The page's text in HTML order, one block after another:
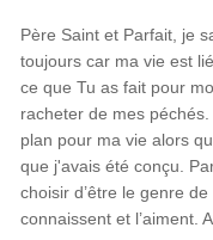
Père Saint et Parfait, je
toujours car ma vie est
ce que Tu as fait pour
racheter de mes
plan pour ma vie alors
que j'avais été conçu.
choisir d’être le genre
connaissent et l’aiment.